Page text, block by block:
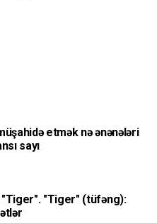
etmək nə ənənələri
sayı
"Tiger" (tüfəng):